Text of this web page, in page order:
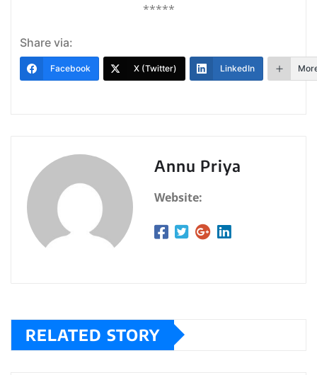
*****
Share via:
Facebook X (Twitter) LinkedIn
Annu Priya
Website:
RELATED STORY